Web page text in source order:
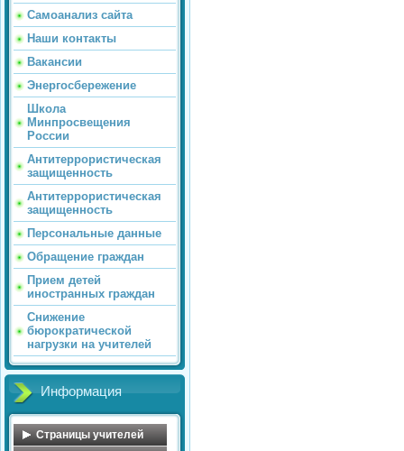
Самоанализ сайта
Наши контакты
Вакансии
Энергосбережение
Школа
Минпросвещения
России
Антитеррористическая
защищенность
Антитеррористическая
защищенность
Персональные данные
Обращение граждан
Прием детей
иностранных граждан
Снижение
бюрократической
нагрузки на учителей
Информация
Страницы учителей